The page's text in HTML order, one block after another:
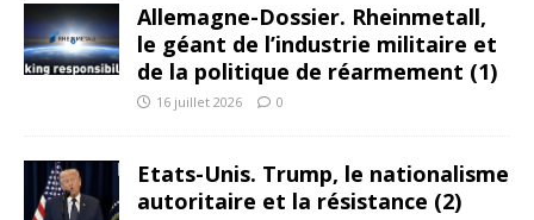
Allemagne-Dossier. Rheinmetall,
le géant de l’industrie militaire et
de la politique de réarmement (1)
16 juillet 2026 0
Etats-Unis. Trump, le nationalisme
autoritaire et la résistance (2)